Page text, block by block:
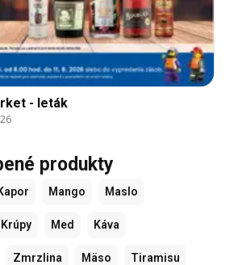
- leták
produkty
Mango Maslo
Krúpy Med Káva
Zmrzlina Mäso Tiramisu